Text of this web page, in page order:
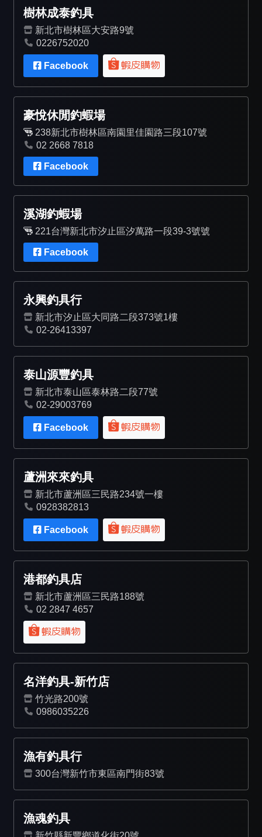
樹林成泰釣具
新北市樹林區大安路9號
0226752020
Facebook
豪悅休閒釣蝦場
238新北市樹林區南園里佳園路三段107號
02 2668 7818
Facebook
溪湖釣蝦場
221台灣新北市汐止區汐萬路一段39-3號號
Facebook
永興釣具行
新北市汐止區大同路二段373號1樓
02-26413397
泰山源豐釣具
新北市泰山區泰林路二段77號
02-29003769
Facebook
蘆洲來來釣具
新北市蘆洲區三民路234號一樓
0928382813
Facebook
港都釣具店
新北市蘆洲區三民路188號
02 2847 4657
名洋釣具-新竹店
竹光路200號
0986035226
漁有釣具行
300台灣新竹市東區南門街83號
漁魂釣具